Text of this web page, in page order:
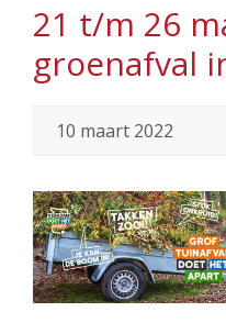
21 t/m 26
groenafval
10 maart 2022